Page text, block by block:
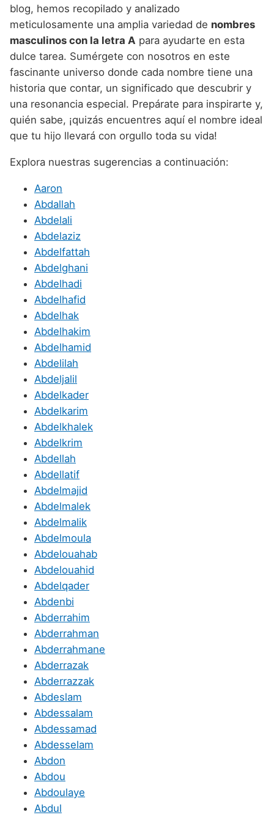
Nombres de niño que empiezan por W
Nombres de niño que empiezan por X
Nombres de niño que empiezan por Y
blog, hemos recopilado y analizado
meticulosamente una amplia variedad de nombres
masculinos con la letra A para ayudarte en esta
dulce tarea. Sumérgete con nosotros en este
fascinante universo donde cada nombre tiene una
historia que contar, un significado que descubrir y
una resonancia especial. Prepárate para inspirarte y,
quién sabe, ¡quizás encuentres aquí el nombre ideal
que tu hijo llevará con orgullo toda su vida!
Explora nuestras sugerencias a continuación:
Aaron
Abdallah
Abdelali
Abdelaziz
Abdelfattah
Abdelghani
Abdelhadi
Abdelhafid
Abdelhak
Abdelhakim
Abdelhamid
Abdelilah
Abdeljalil
Abdelkader
Abdelkarim
Abdelkhalek
Abdelkrim
Abdellah
Abdellatif
Abdelmajid
Abdelmalek
Abdelmalik
Abdelmoula
Abdelouahab
Abdelouahid
Abdelqader
Abdenbi
Abderrahim
Abderrahman
Abderrahmane
Abderrazak
Abderrazzak
Abdeslam
Abdessalam
Abdessamad
Abdesselam
Abdon
Abdou
Abdoulaye
Abdul